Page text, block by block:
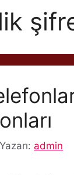
Yazarı: admin